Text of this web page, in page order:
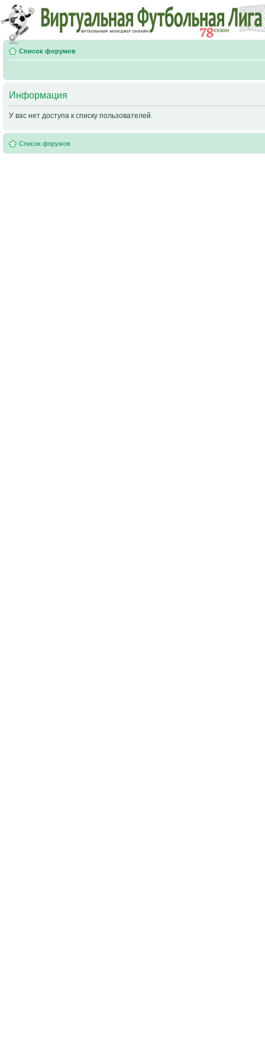
Список форумов
Информация
У вас нет доступа к списку пользователей.
Список форумов